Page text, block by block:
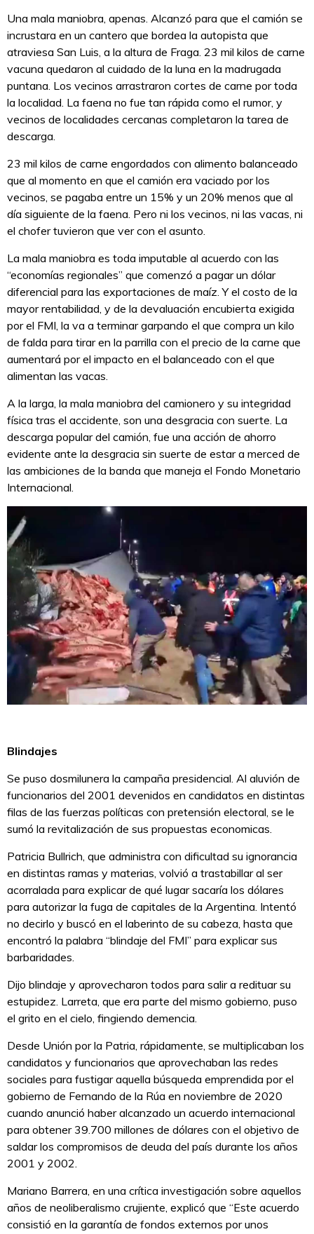
Una mala maniobra, apenas. Alcanzó para que el camión se
incrustara en un cantero que bordea la autopista que
atraviesa San Luis, a la altura de Fraga. 23 mil kilos de carne
vacuna quedaron al cuidado de la luna en la madrugada
puntana. Los vecinos arrastraron cortes de carne por toda
la localidad. La faena no fue tan rápida como el rumor, y
vecinos de localidades cercanas completaron la tarea de
descarga.
23 mil kilos de carne engordados con alimento balanceado
que al momento en que el camión era vaciado por los
vecinos, se pagaba entre un 15% y un 20% menos que al
día siguiente de la faena. Pero ni los vecinos, ni las vacas, ni
el chofer tuvieron que ver con el asunto.
La mala maniobra es toda imputable al acuerdo con las
“economías regionales” que comenzó a pagar un dólar
diferencial para las exportaciones de maíz. Y el costo de la
mayor rentabilidad, y de la devaluación encubierta exigida
por el FMI, la va a terminar garpando el que compra un kilo
de falda para tirar en la parrilla con el precio de la carne que
aumentará por el impacto en el balanceado con el que
alimentan las vacas.
A la larga, la mala maniobra del camionero y su integridad
física tras el accidente, son una desgracia con suerte. La
descarga popular del camión, fue una acción de ahorro
evidente ante la desgracia sin suerte de estar a merced de
las ambiciones de la banda que maneja el Fondo Monetario
Internacional.
Blindajes
Se puso dosmilunera la campaña presidencial. Al aluvión de
funcionarios del 2001 devenidos en candidatos en distintas
filas de las fuerzas políticas con pretensión electoral, se le
sumó la revitalización de sus propuestas economicas.
Patricia Bullrich, que administra con dificultad su ignorancia
en distintas ramas y materias, volvió a trastabillar al ser
acorralada para explicar de qué lugar sacaría los dólares
para autorizar la fuga de capitales de la Argentina. Intentó
no decirlo y buscó en el laberinto de su cabeza, hasta que
encontró la palabra “blindaje del FMI” para explicar sus
barbaridades.
Dijo blindaje y aprovecharon todos para salir a redituar su
estupidez. Larreta, que era parte del mismo gobierno, puso
el grito en el cielo, fingiendo demencia.
Desde Unión por la Patria, rápidamente, se multiplicaban los
candidatos y funcionarios que aprovechaban las redes
sociales para fustigar aquella búsqueda emprendida por el
gobierno de Fernando de la Rúa en noviembre de 2020
cuando anunció haber alcanzado un acuerdo internacional
para obtener 39.700 millones de dólares con el objetivo de
saldar los compromisos de deuda del país durante los años
2001 y 2002.
Mariano Barrera, en una crítica investigación sobre aquellos
años de neoliberalismo crujiente, explicó que “Este acuerdo
consistió en la garantía de fondos externos por unos